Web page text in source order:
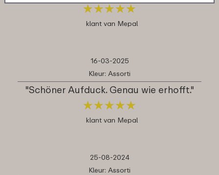
★★★★★
★★★★★
klant van Mepal
16-03-2025
Kleur: Assorti
"Schöner Aufduck. Genau wie erhofft."
★★★★★
★★★★★
klant van Mepal
25-08-2024
Kleur: Assorti